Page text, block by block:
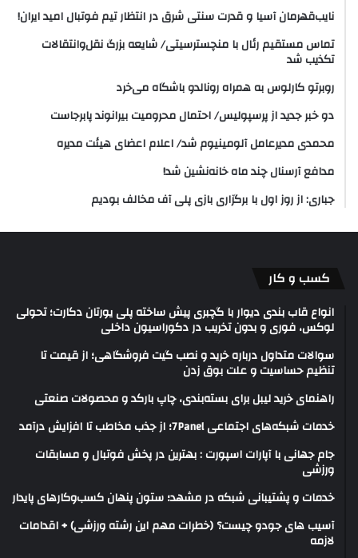
نایب‌قهرمان آسیا و قدرت سنتی شرق در انتظار تیم فوتبال امید ایران!
تماس مستقیم رئال با منچسترسیتی/ شایعه بزرگ نقل‌وانتقالات
تکذیب شد
روبرتو کارلوس به همراه رونالدو باشگاه می‌خرد
دو خبر جدید از پرسپولیس/ احتمال محرومیت بیرانوند پابرجاست
محمدی مدیرعامل آلومینیوم شد/ اعلام اعضای هیئت‌ مدیره
مدافع آرسنال چند ماه خانه‌نشین شد!
جباری: از روز اول با برگزاری بازی پلی آف مخالف بودیم
کسب و کار
انواع قاب بندی دیوار با گچبری پیش ساخته پلی یورتان دکارت؛ تحولی
لوکس، فوری و بدون تخریب در دکوراسیون داخلی
سوالات متداول درباره خرید و نصب گیت فروشگاهی؛ از قیمت تا
تنظیم حساسیت و علت بوق زدن
راهنمای خرید لیبل برای بسته‌بندی، چاپ بارکد و محصولات صنعتی
خدمات شبکه‌های اجتماعی 7Panel؛ از جذب مخاطب تا افزایش درآمد
جام جهانی با آپارات اسپورت : بهترین در پخش فوتبال و مسابقات
ورزشی
خدمات و پشتیبانی شبکه در مشهد؛ ستون پنهان کسب‌وکارهای پایدار
آسیب های جودو چیست؟ (خطرات مهم این رشته ورزشی) + اقدامات
لازمه